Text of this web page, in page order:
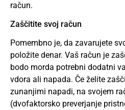
račun.
Zaščitite svoj račun
Pomembno je, da zavarujete
položite denar. Vaš račun je
bodo morda potrebni dodatni
vdora ali napada. Če želite
zunanjimi napadi, na svojem
(dvofaktorsko preverjanje